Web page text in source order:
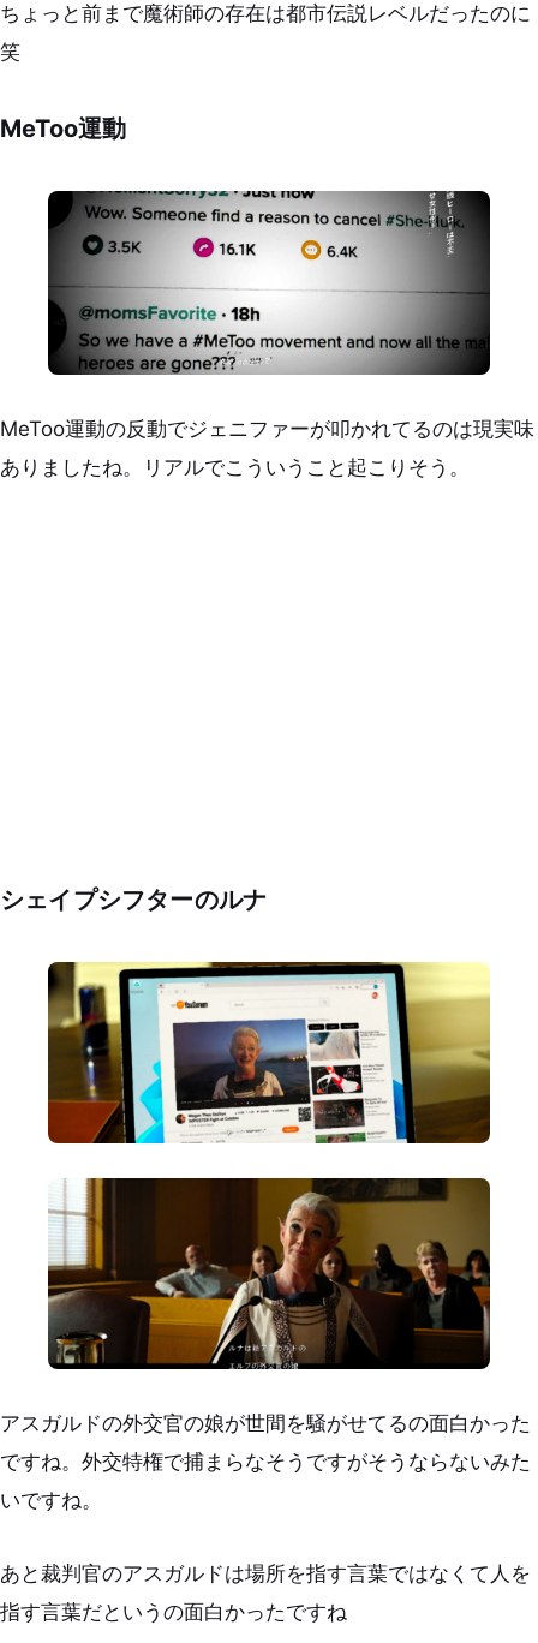
ちょっと前まで魔術師の存在は都市伝説レベルだったのに
笑
MeToo運動
MeToo運動の反動でジェニファーが叩かれてるのは現実味
ありましたね。リアルでこういうこと起こりそう。
シェイプシフターのルナ
アスガルドの外交官の娘が世間を騒がせてるの面白かった
ですね。外交特権で捕まらなそうですがそうならないみた
いですね。
あと裁判官のアスガルドは場所を指す言葉ではなくて人を
指す言葉だというの面白かったですね